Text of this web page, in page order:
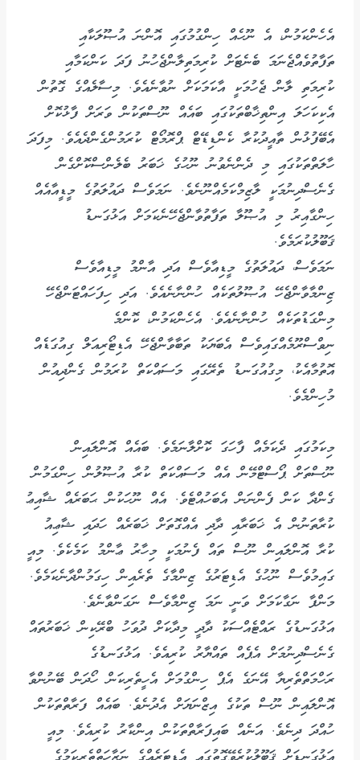
އެހެންކަމުން، އެ ނޫހެއް ހިންގުމުގައި އޮންނަ އުޞޫލަކާއި
ތަފާތުވެއްޖެނަމަ ބެނެޓަށް ކުރިމަތިލާންޖެހުނު ފަދަ ކަންކަމާއި
ކުރިމަތި ލާން ޖެހުމަކީ އާކަމަކަށް ނުވާނެއެވެ. މިސާލެއްގެ ގޮތުން
އެކިކަހަލަ އިންތިޚާބްތަކުގައި ބައެއް ނޫސްތަކުން ވަރަށް ފާޅުކޮށް
އެބޭފުޅުން ތާއީދުކުރާ ކެންޑިޑޭޓް ޕްރޮމޯޓް ކުރަމުންގެންދެއެވެ. މިފަދަ
ހާލަތްތަކުގައި މި ދެންނެވުނު ނޫހުގެ ޚަބަރު ބެލެންސްކޮށްގެން
ގެނެސްދިނުމަކީ ލާޒިމްކަމެއްނޫނެވެ. ނަމަވެސް ދައުލަތުގެ މީޑީއާއެއް
ހިންގާއިރު މި އުޞޫލާ ތަފާތުވާންޖެހޭނެކަމަށް އަޅުގަނޑު
ޤަބޫލުކުރަމެވެ.
ނަމަވެސް، ދައުލަތުގެ މީޑިއާވެސް އަދި އާންމު މީޑިއާވެސް
ޒިންމާވާންޖެހޭ އުޞޫލުތަކެއް ހުންނާނެއެވެ. އަދި ހިފަހައްޓަންޖެހޭ
މިންގަޑުތަކެއް ހުންނާނެއެވެ. އެހެންކަމުން، ކޮންމެ
ނިވްސްރޫމެއްގައިވެސް އެބަޔަކު ތަބާވާންޖެހޭ އެޑިޓޯރިއަލް ގިއުގަޑެއް
އޮތުމާއެކު، މިގުއުގަނޑު ތެރޭގައި މަސައްކަތް ކުރަމުން ގެންދިއުން
މުހިންމެވެ.
މިކަމުގައި ދެކަމެއް ފާހަގަ ކޮށްލާނަމެވެ. ބައެއް އޮންލައިން
ނޫސްތަށް ޕޯސްޓްމޭން އެއް މަސައްކަތް ކުރާ އުޞޫލުން ހިންގަމުން
ގެންދާ ކަން ފެންނަން އެބަހުއްޓެވެ. އެއް ނޫހަކުން ޙަބަރެއް ޝާއިޢު
ކުރާތަނުން އެ ޚަބަރާއި ދާދި އެއްގޮތަށް ޚަބަރެއް ހަދައި ޝާޢިއު
ކުރާ އޮންލައިން ނޫސް ތައް ފެނުމަކީ މިހާރު ޢާންމު ކަމެކެވެ. މިއީ
ގައިމުވެސް ނޫހުގެ އެޑިޓަރުގެ ޒިންމާގެ ތެރެއިން ހިގަމުންދާނެކަމެވެ.
މަންފާ ނަގާކަމަށް ވަނީ ނަމަ ޒިންމާވެސް ނަގަންވާނެވެ.
އަޅުގަނޑުގެ ރައްޓެއްސަކު ދާދީ މިދާކަށް ދުވަހު ބްރޭކިން ޚަބަރުތައް
ގެނެސްދިނުމަށް އެޕެއް ތައްޔާރު ކުރިއެވެ. އަޅުގަނޑުގެ
ރަހްމަތްތެރިޔާ އޭނަގެ އެޕް ހިންގުމަށް އެހީތެރިކަން ހޯދަން ބޭނުންވާ
އޮންލައިން ނޫސް ތަކުގެ އިޒްނަޔަށް އެދުނެވެ. ބައެއް ފަރާތްތަކުން
ހުއްދަ ދިނެވެ. އަނެއް ބައިފަރާތްތަކުން އިންކާރު ކުރިއެވެ. މިއީ